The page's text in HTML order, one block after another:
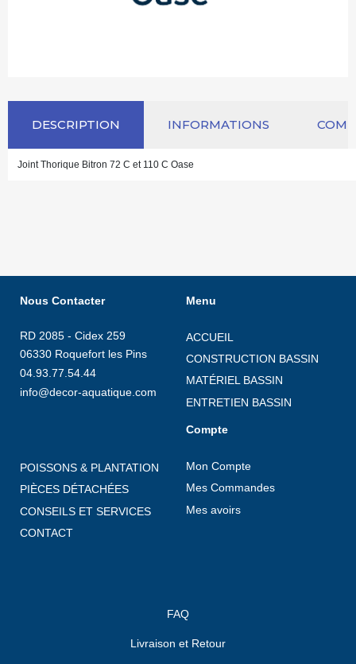
DESCRIPTION INFORMATIONS
Joint Thorique Bitron 72 C et 110 C Oase
Nous Contacter
RD 2085 - Cidex 259
06330 Roquefort les Pins
04.93.77.54.44
info@decor-aquatique.com
Menu
ACCUEIL
CONSTRUCTION BASSIN
MATÉRIEL BASSIN
ENTRETIEN BASSIN
POISSONS & PLANTATION
PIÈCES DÉTACHÉES
CONSEILS ET SERVICES
CONTACT
Compte
Mon Compte
Mes Commandes
Mes avoirs
FAQ
Livraison et Retour